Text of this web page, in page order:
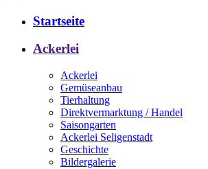
Startseite
Ackerlei
Ackerlei
Gemüseanbau
Tierhaltung
Direktvermarktung / Handel
Saisongarten
Ackerlei Seligenstadt
Geschichte
Bildergalerie